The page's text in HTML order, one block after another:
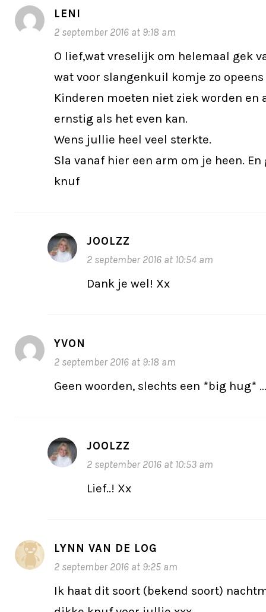
LENI
2 september 2016 at 9:18 am
O lief,wat vreselijk om helemaal gek
wat voor slangenkuil komje zo
Kinderen moeten niet ziek worden en
ernstig als het even kan.
Wens jullie heel veel sterkte.
Sla vanaf hier een arm om je heen.
knuf
JOOLZZ
2 september 2016 at 10:54 am
Dank je wel! Xx
YVON
2 september 2016 at 9:18 am
Geen woorden, slechts een *big hug* …
JOOLZZ
2 september 2016 at 10:53 am
Lief..! Xx
LYNN VAN DE LOG
2 september 2016 at 9:25 am
Ik haat dit soort (bekend soort)